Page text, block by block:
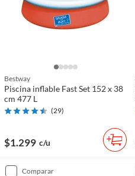
Bestway
Piscina inflable Fast Set 152 x 38
cm 477 L
(29)
$1.299 c/u
comparar